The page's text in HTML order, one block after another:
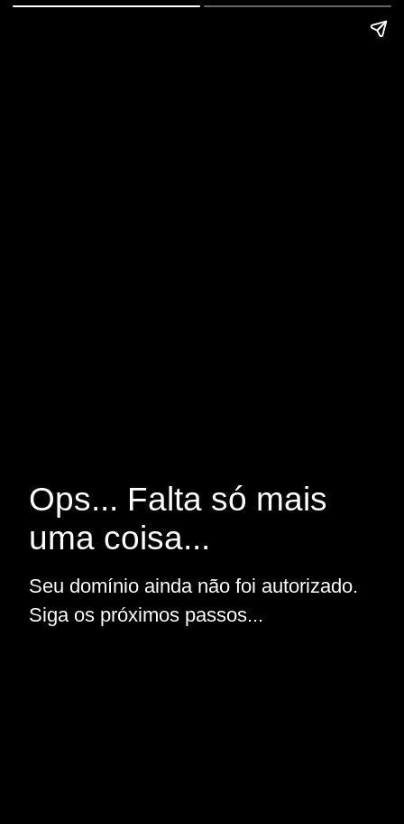
Ops... Falta só mais
uma coisa...
Seu domínio ainda não foi autorizado.
Siga os próximos passos...